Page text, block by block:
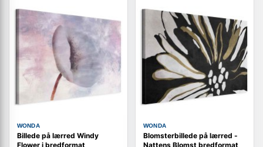
WONDA
Billede på lærred Windy
Flower i bredformat
WONDA
Blomsterbillede på lærred -
Nattens Blomst bredformat